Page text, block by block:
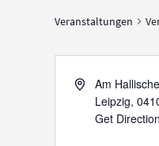
Veranstaltungen
Address
Am
Leipzig,
Get